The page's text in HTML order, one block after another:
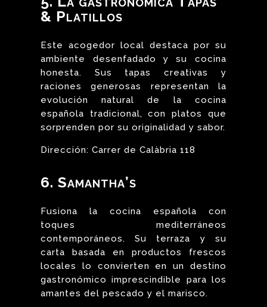
& Platillos
Este acogedor local destaca por su
ambiente desenfadado y su cocina
honesta. Sus tapas creativas y
raciones generosas representan la
evolución natural de la cocina
española tradicional, con platos que
sorprenden por su originalidad y sabor.
Dirección: Carrer de Calàbria 118
6. Samantha’s
Fusiona la cocina española con
toques mediterráneos
contemporáneos. Su terraza y su
carta basada en productos frescos
locales lo convierten en un destino
gastronómico imprescindible para los
amantes del pescado y el marisco.